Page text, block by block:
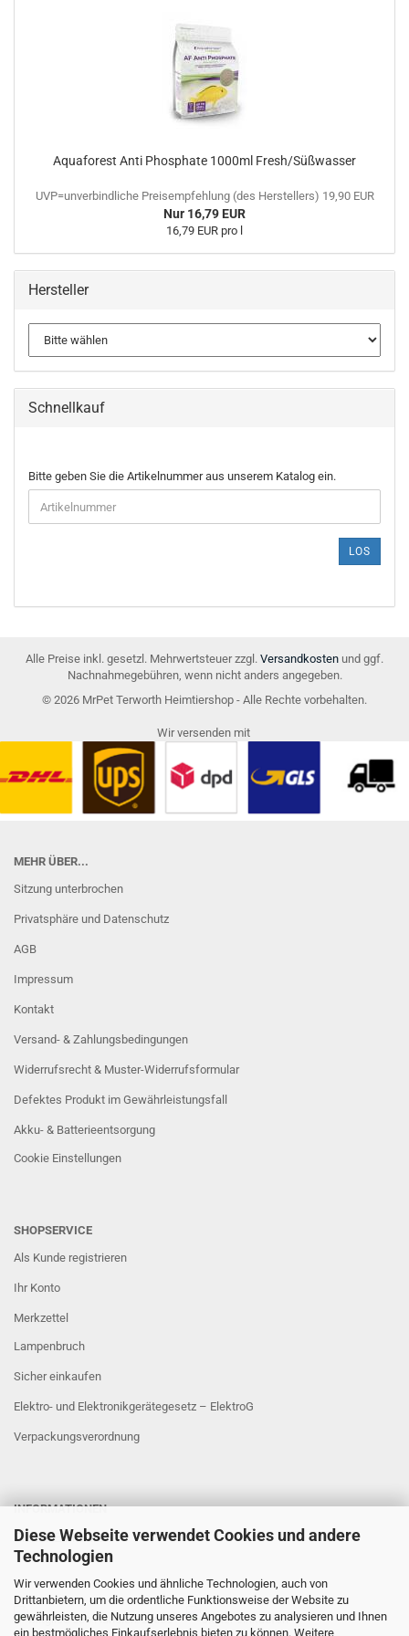
Diese Webseite verwendet Cookies und andere
Technologien
Wir verwenden Cookies und ähnliche Technologien, auch von
Drittanbietern, um die ordentliche Funktionsweise der Website zu
gewährleisten, die Nutzung unseres Angebotes zu analysieren und Ihnen
ein bestmögliches Einkaufserlebnis bieten zu können. Weitere
Aquaforest Anti Phosphate 1000ml Fresh/Süßwasser
UVP=unverbindliche Preisempfehlung (des Herstellers) 19,90 EUR
Nur 16,79 EUR
16,79 EUR pro l
Hersteller
Schnellkauf
BITTE
GEBEN
SIE
DIE
EIN.
Bitte geben Sie die Artikelnummer aus unserem Katalog ein.
LOS
Alle Preise inkl. gesetzl. Mehrwertsteuer zzgl. Versandkosten und ggf.
Nachnahmegebühren, wenn nicht anders angegeben.
© 2026 MrPet Terworth Heimtiershop - Alle Rechte vorbehalten.
Wir versenden mit
MEHR ÜBER...
Sitzung unterbrochen
Privatsphäre und Datenschutz
AGB
Impressum
Kontakt
Versand- & Zahlungsbedingungen
Widerrufsrecht & Muster-Widerrufsformular
Defektes Produkt im Gewährleistungsfall
Akku- & Batterieentsorgung
Cookie Einstellungen
SHOPSERVICE
Als Kunde registrieren
Ihr Konto
Merkzettel
Lampenbruch
Sicher einkaufen
Elektro- und Elektronikgerätegesetz – ElektroG
Verpackungsverordnung
INFORMATIONEN
Sicher Einkaufen